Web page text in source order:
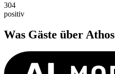
304
positiv
Was Gäste über Athos